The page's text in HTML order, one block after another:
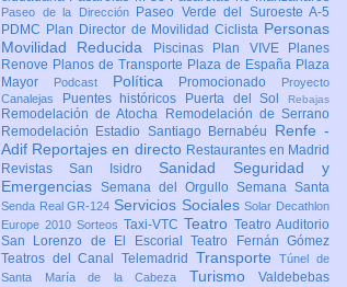
Paseo de la Dirección
Paseo Verde del Suroeste A-5
PDMC Plan Director de Movilidad Ciclista Personas
Movilidad Reducida
Piscinas Plan VIVE
Planes
Renove Planos de Transporte Plaza de España Plaza
Mayor
Podcast Política Promocionado
Proyecto
Canalejas
Puentes históricos Puerta del Sol Rebajas
Remodelación de Atocha
Remodelación de Serrano
Remodelación Estadio Santiago Bernabéu Renfe -
Adif Reportajes en directo Restaurantes en Madrid
Revistas San Isidro Sanidad Seguridad y
Emergencias Semana del Orgullo Semana Santa
Senda Real GR-124 Servicios SocialesSolar Decathlon
Europe 2010 Sorteos Taxi-VTC Teatro Teatro Auditorio
San Lorenzo de El EscorialTeatro Fernán Gómez
Teatros del Canal Telemadrid TransporteTúnel de
Santa María de la Cabeza Turismo Valdebebas